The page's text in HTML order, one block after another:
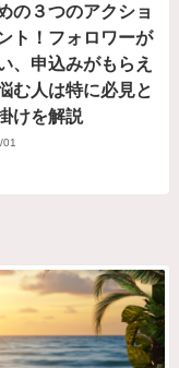
の３つのアクショ
ト！フォロワーが
、申込みがもらえ
む人は特に必見と
けを解説